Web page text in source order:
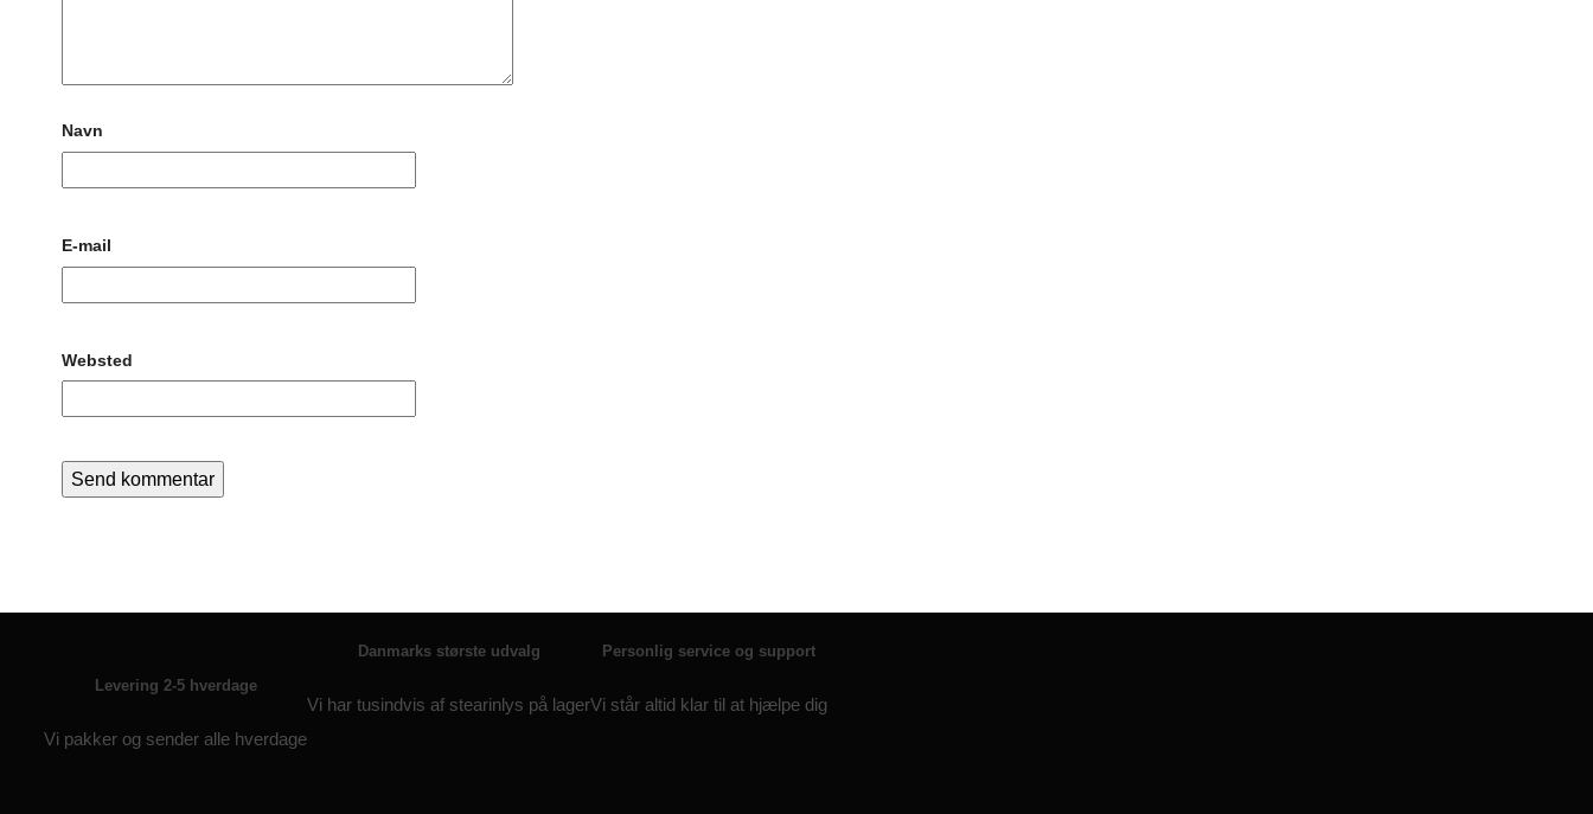
Navn
E-mail
Websted
Levering 2-5 hverdage
Vi pakker og sender alle hverdage
Danmarks største udvalg
Vi har tusindvis af stearinlys på lager
Personlig service og support
Vi står altid klar til at hjælpe dig